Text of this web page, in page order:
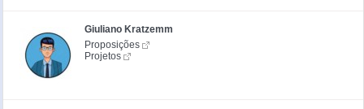
Giuliano Kratzemm
Proposições
Projetos